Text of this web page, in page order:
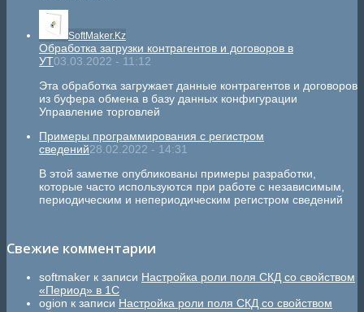
SoftMaker.Kz
Обработка загрузки контрагентов и договоров в
УТ03.03.2022 - 11:12
Эта обработка загружает данные контрагентов и договоров
из буфера обмена в базу данных конфигурации
Управление торговлей
Примеры программирования с регистром
сведений28.02.2022 - 14:31
В этой заметке опубликованы примеры разработки,
которые часто используются при работе с независимым,
периодическим и непериодическим регистром сведений
Свежие комментарии
softmaker к записи Настройка роли поля СКД со свойством
«Период» в 1С
ogion к записи Настройка роли поля СКД со свойством